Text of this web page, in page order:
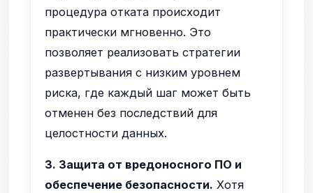
процедура отката происходит
практически мгновенно. Это
позволяет реализовать стратегии
развертывания с низким уровнем
риска, где каждый шаг может быть
отменен без последствий для
целостности данных.
3. Защита от вредоносного ПО и
обеспечение безопасности. Хотя